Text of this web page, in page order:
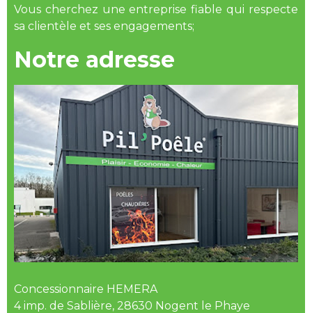
Vous cherchez une entreprise fiable qui respecte
sa clientèle et ses engagements;
Notre adresse
Concessionnaire HEMERA
4 imp. de Sablière, 28630 Nogent le Phaye